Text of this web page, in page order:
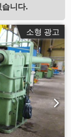
니다.
소형 광고